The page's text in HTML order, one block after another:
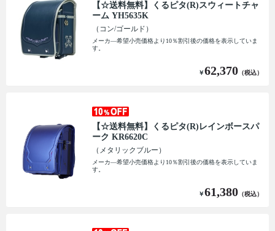
【☆送料無料】くるピタ(R)スウィートチャ
ーム YH5635K
（コン/ゴールド）
メーカ―希望小売価格より10％割引後の価格を表示していま
す。
￥62,370 （税込）
【☆送料無料】くるピタ(R)レインボースパ
ーク KR6620C
（メタリックブルー）
メーカ―希望小売価格より10％割引後の価格を表示していま
す。
￥61,380 （税込）